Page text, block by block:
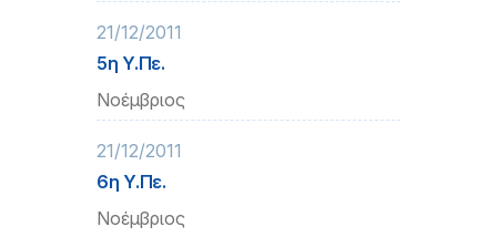
21/12/2011
5η Υ.Πε.
Νοέμβριος
21/12/2011
6η Υ.Πε.
Νοέμβριος